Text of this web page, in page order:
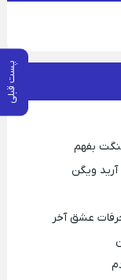
پست قبلی
بفهم
آرید ویگن
عشق آخر